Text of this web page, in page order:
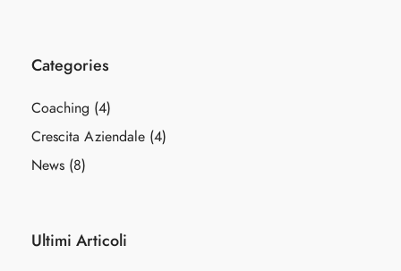
Categories
Coaching (4)
Crescita Aziendale (4)
News (8)
Ultimi Articoli